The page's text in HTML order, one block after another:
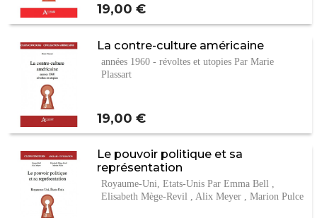
Prix
19,00 €
La contre-culture américaine
années 1960 - révoltes et utopies Par Marie
Plassart
Prix
19,00 €
Le pouvoir politique et sa
représentation
Royaume-Uni, Etats-Unis Par Emma Bell ,
Elisabeth Mège-Revil , Alix Meyer , Marion Pulce